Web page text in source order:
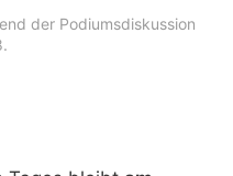
der Podiumsdiskussion